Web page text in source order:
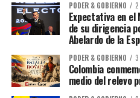
PODER & GOBIERNO
Expectativa en
de su dirigencia
Abelardo de la
PODER & GOBIERNO
Colombia
medio del relevo